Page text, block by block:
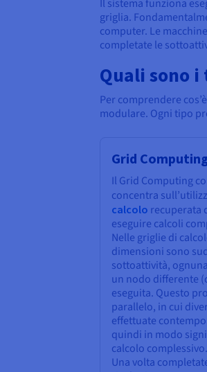
Il sistema funziona
griglia.
computer. Le
completate le
Quali sono
Per comprendere
modulare. Ogni tipo
Grid
Il Grid Computing
concentra
calcolo recuperata
eseguire calcoli
Nelle griglie di
dimensioni sono
sottoattività,
un nodo differente
eseguita. Questo
parallelo, in cui
effettuate
quindi in modo
calcolo complessivo.
Una volta